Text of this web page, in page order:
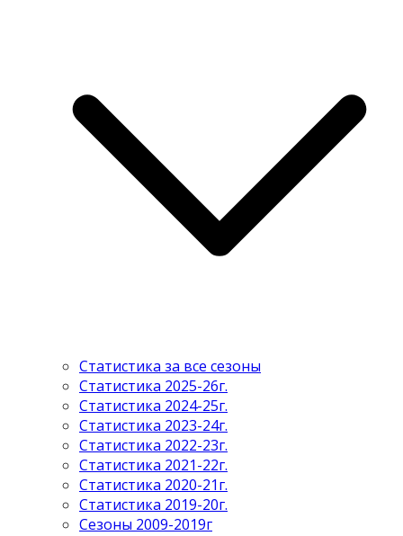
Статистика за все сезоны
Статистика 2025-26г.
Статистика 2024-25г.
Статистика 2023-24г.
Статистика 2022-23г.
Статистика 2021-22г.
Статистика 2020-21г.
Статистика 2019-20г.
Сезоны 2009-2019г